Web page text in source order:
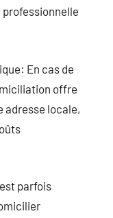
professionnelle
En cas de
offre
adresse locale,
parfois